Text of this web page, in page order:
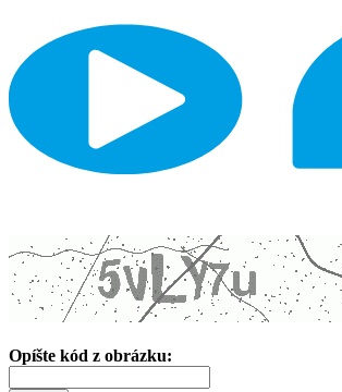
Opíšte kód z obrázku: